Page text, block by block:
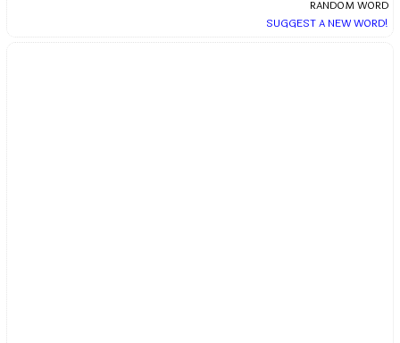
RANDOM WORD
SUGGEST A NEW WORD!